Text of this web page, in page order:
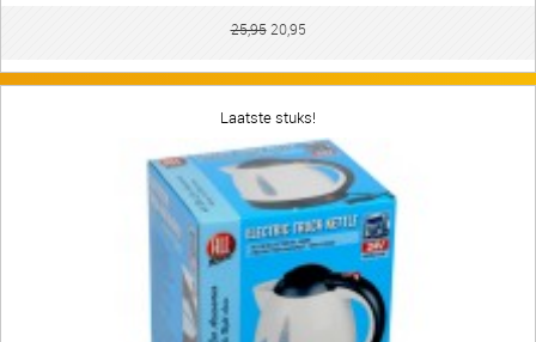
25,9520,95
Laatste stuks!